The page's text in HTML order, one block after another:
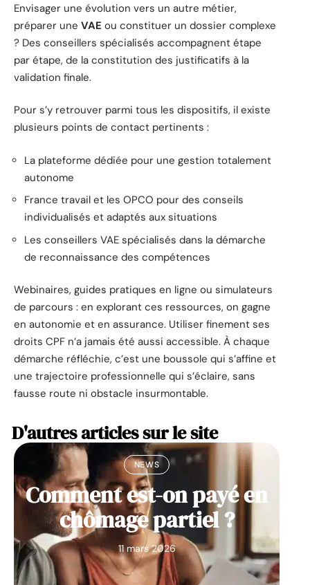
Envisager une évolution vers un autre métier,
préparer une VAE ou constituer un dossier complexe
? Des conseillers spécialisés accompagnent étape
par étape, de la constitution des justificatifs à la
validation finale.
Pour s’y retrouver parmi tous les dispositifs, il existe
plusieurs points de contact pertinents :
La plateforme dédiée pour une gestion totalement
autonome
France travail et les OPCO pour des conseils
individualisés et adaptés aux situations
Les conseillers VAE spécialisés dans la démarche
de reconnaissance des compétences
Webinaires, guides pratiques en ligne ou simulateurs
de parcours : en explorant ces ressources, on gagne
en autonomie et en assurance. Utiliser finement ses
droits CPF n’a jamais été aussi accessible. À chaque
démarche réfléchie, c’est une boussole qui s’affine et
une trajectoire professionnelle qui s’éclaire, sans
fausse route ni obstacle insurmontable.
D'autres articles sur le site
NEWS
Comment est-on payé en
chômage partiel ?
11 mars 2026